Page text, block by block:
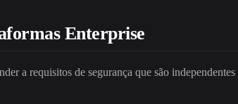
Enterprise
a requisitos de segurança que são